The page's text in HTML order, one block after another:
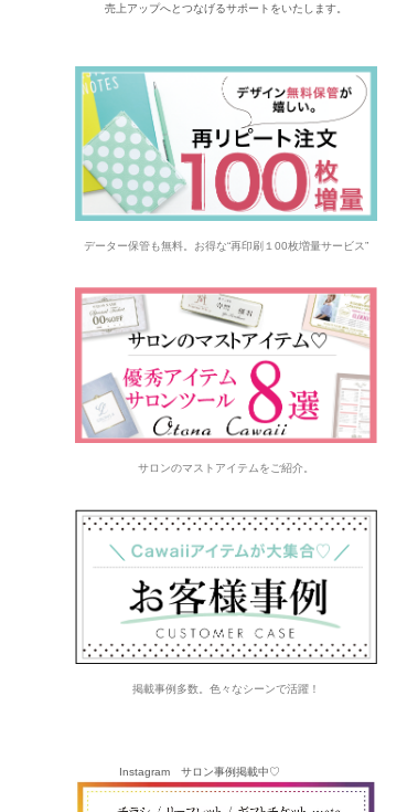
売上アップへとつなげるサポートをいたします。
データー保管も無料。お得な“再印刷１00枚増量サービス”
サロンのマストアイテムをご紹介。
掲載事例多数。色々なシーンで活躍！
Instagram サロン事例掲載中♡